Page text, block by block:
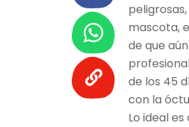
mascota,
de que
de los 45
con la
Lo ideal